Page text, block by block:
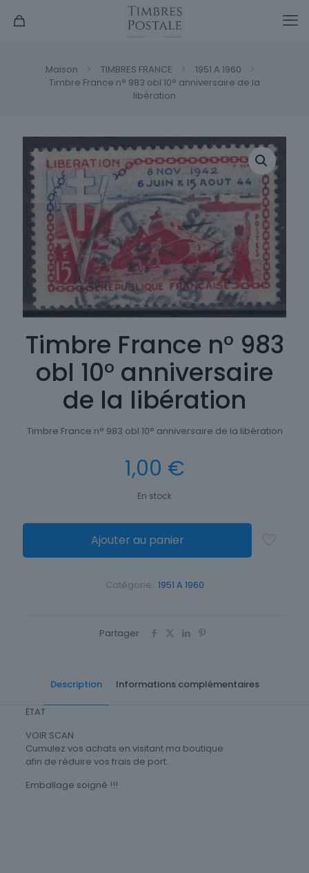
Maison TIMBRES FRANCE
1951 A 1960
Timbre France n° 983 obl 10° anniversaire de la
libération
Timbre France n° 983
obl 10° anniversaire
de la libération
Timbre France n° 983 obl 10° anniversaire de la libération
1,00 €
En stock
Ajouter au panier
Catégorie : 1951 A 1960
Partager
Description Informations complémentaires
ÉTAT
VOIR SCAN
Cumulez vos achats en visitant ma boutique
afin de réduire vos frais de port.
Emballage soigné !!!